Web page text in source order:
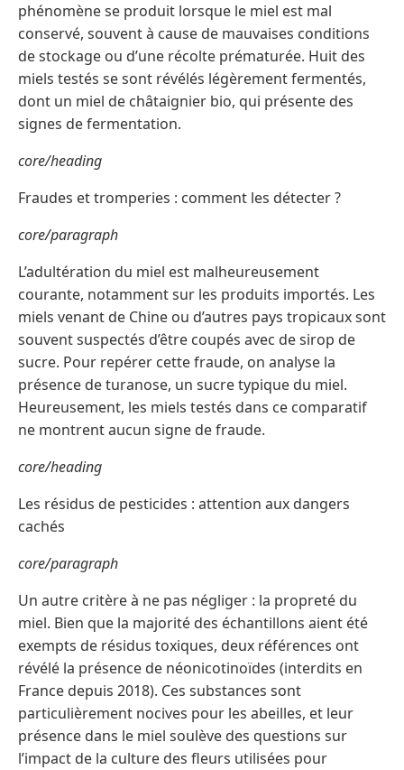
phénomène se produit lorsque le miel est mal
conservé, souvent à cause de mauvaises conditions
de stockage ou d’une récolte prématurée. Huit des
miels testés se sont révélés légèrement fermentés,
dont un miel de châtaignier bio, qui présente des
signes de fermentation.
core/heading
Fraudes et tromperies : comment les détecter ?
core/paragraph
L’adultération du miel est malheureusement
courante, notamment sur les produits importés. Les
miels venant de Chine ou d’autres pays tropicaux sont
souvent suspectés d’être coupés avec de sirop de
sucre. Pour repérer cette fraude, on analyse la
présence de turanose, un sucre typique du miel.
Heureusement, les miels testés dans ce comparatif
ne montrent aucun signe de fraude.
core/heading
Les résidus de pesticides : attention aux dangers
cachés
core/paragraph
Un autre critère à ne pas négliger : la propreté du
miel. Bien que la majorité des échantillons aient été
exempts de résidus toxiques, deux références ont
révélé la présence de néonicotinoïdes (interdits en
France depuis 2018). Ces substances sont
particulièrement nocives pour les abeilles, et leur
présence dans le miel soulève des questions sur
l’impact de la culture des fleurs utilisées pour